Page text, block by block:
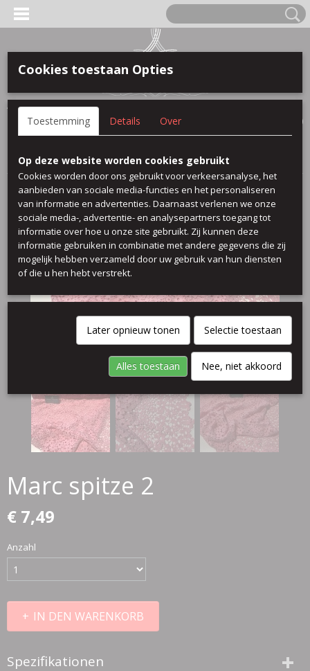
Anmelden Registrieren
(0)
Startseite>Spitze> Marc spitze 2
Marc spitze 2
€ 7,49
Anzahl
IN DEN WARENKORB
Spezifikationen
Cookies toestaan Opties
Toestemming Details Over
Op deze website worden cookies gebruikt
Cookies worden door ons gebruikt voor verkeersanalyse, het
aanbieden van sociale media-functies en het personaliseren
van informatie en advertenties. Daarnaast verlenen we onze
sociale media-, advertentie- en analysepartners toegang tot
informatie over hoe u onze site gebruikt. Zij kunnen deze
informatie gebruiken in combinatie met andere gegevens die zij
mogelijk hebben verzameld door uw gebruik van hun diensten
of die u hen hebt verstrekt.
Later opnieuw tonen Selectie toestaan
Alles toestaan Nee, niet akkoord